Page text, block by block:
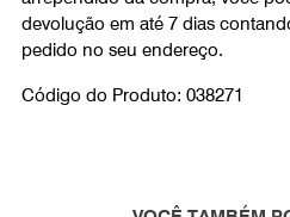
devolução em até 7 dias
pedido no seu endereço.
Código do Produto: 038271